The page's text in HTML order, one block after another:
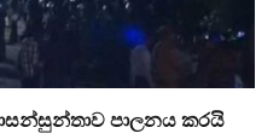
පාලනය කරයි